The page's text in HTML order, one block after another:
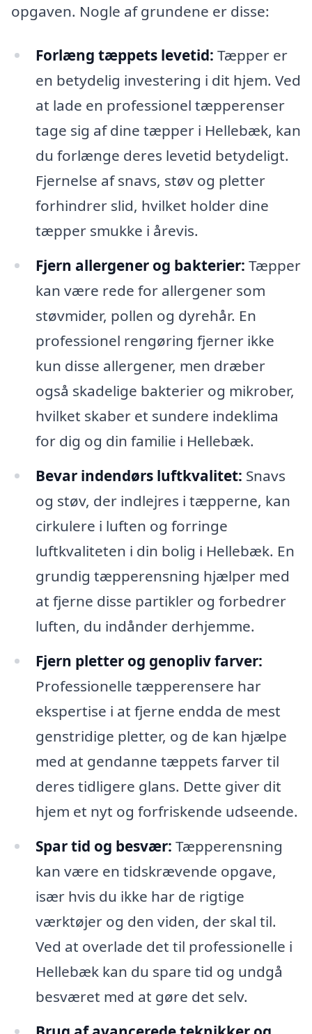
opgaven. Nogle af grundene er disse:
Forlæng tæppets levetid: Tæpper er
en betydelig investering i dit hjem. Ved
at lade en professionel tæpperenser
tage sig af dine tæpper i Hellebæk, kan
du forlænge deres levetid betydeligt.
Fjernelse af snavs, støv og pletter
forhindrer slid, hvilket holder dine
tæpper smukke i årevis.
Fjern allergener og bakterier: Tæpper
kan være rede for allergener som
støvmider, pollen og dyrehår. En
professionel rengøring fjerner ikke
kun disse allergener, men dræber
også skadelige bakterier og mikrober,
hvilket skaber et sundere indeklima
for dig og din familie i Hellebæk.
Bevar indendørs luftkvalitet: Snavs
og støv, der indlejres i tæpperne, kan
cirkulere i luften og forringe
luftkvaliteten i din bolig i Hellebæk. En
grundig tæpperensning hjælper med
at fjerne disse partikler og forbedrer
luften, du indånder derhjemme.
Fjern pletter og genopliv farver:
Professionelle tæpperensere har
ekspertise i at fjerne endda de mest
genstridige pletter, og de kan hjælpe
med at gendanne tæppets farver til
deres tidligere glans. Dette giver dit
hjem et nyt og forfriskende udseende.
Spar tid og besvær: Tæpperensning
kan være en tidskrævende opgave,
især hvis du ikke har de rigtige
værktøjer og den viden, der skal til.
Ved at overlade det til professionelle i
Hellebæk kan du spare tid og undgå
besværet med at gøre det selv.